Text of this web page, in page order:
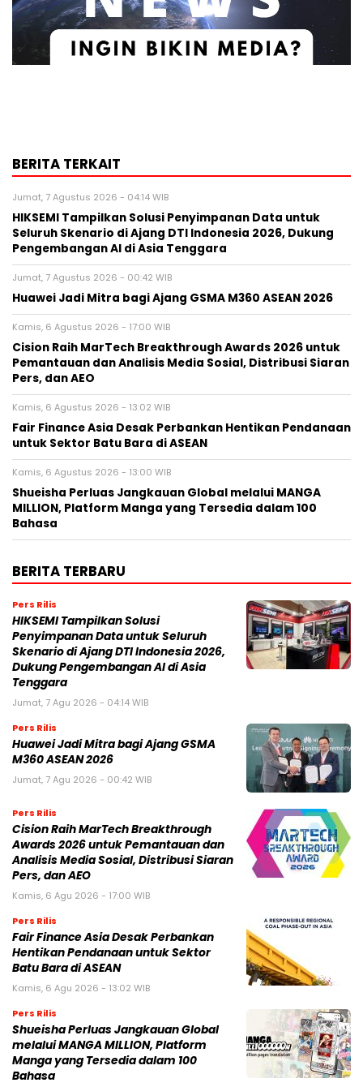
BERITA TERKAIT
Jumat, 7 Agustus 2026 - 04:14 WIB
HIKSEMI Tampilkan Solusi Penyimpanan Data untuk
Seluruh Skenario di Ajang DTI Indonesia 2026, Dukung
Pengembangan AI di Asia Tenggara
Jumat, 7 Agustus 2026 - 00:42 WIB
Huawei Jadi Mitra bagi Ajang GSMA M360 ASEAN 2026
Kamis, 6 Agustus 2026 - 17:00 WIB
Cision Raih MarTech Breakthrough Awards 2026 untuk
Pemantauan dan Analisis Media Sosial, Distribusi Siaran
Pers, dan AEO
Kamis, 6 Agustus 2026 - 13:02 WIB
Fair Finance Asia Desak Perbankan Hentikan Pendanaan
untuk Sektor Batu Bara di ASEAN
Kamis, 6 Agustus 2026 - 13:00 WIB
Shueisha Perluas Jangkauan Global melalui MANGA
MILLION, Platform Manga yang Tersedia dalam 100
Bahasa
BERITA TERBARU
Pers Rilis
HIKSEMI Tampilkan Solusi
Penyimpanan Data untuk Seluruh
Skenario di Ajang DTI Indonesia 2026,
Dukung Pengembangan AI di Asia
Tenggara
Jumat, 7 Agu 2026 - 04:14 WIB
Pers Rilis
Huawei Jadi Mitra bagi Ajang GSMA
M360 ASEAN 2026
Jumat, 7 Agu 2026 - 00:42 WIB
Pers Rilis
Cision Raih MarTech Breakthrough
Awards 2026 untuk Pemantauan dan
Analisis Media Sosial, Distribusi Siaran
Pers, dan AEO
Kamis, 6 Agu 2026 - 17:00 WIB
Pers Rilis
Fair Finance Asia Desak Perbankan
Hentikan Pendanaan untuk Sektor
Batu Bara di ASEAN
Kamis, 6 Agu 2026 - 13:02 WIB
Pers Rilis
Shueisha Perluas Jangkauan Global
melalui MANGA MILLION, Platform
Manga yang Tersedia dalam 100
Bahasa